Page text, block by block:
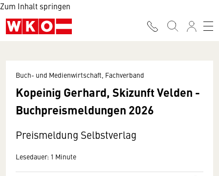
Zum Inhalt springen
Buch- und Medienwirtschaft, Fachverband
Kopeinig Gerhard, Skizunft Velden -
Buchpreismeldungen 2026
Preismeldung Selbstverlag
Lesedauer: 1 Minute